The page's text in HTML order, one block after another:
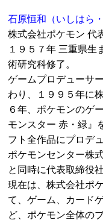
石原恒和（いしはら
株式会社ポケモン 代
１９５７年 三重県生
術研究科修了。
ゲームプロデューサ
わり、１９９５年に
６年、ポケモンのゲ
モンスター 赤・緑』
フト全作品にプロデ
ポケモンセンター株
と同時に代
現在は、株式会社ポ
て、ゲーム、カード
ど、ポケモン全体の